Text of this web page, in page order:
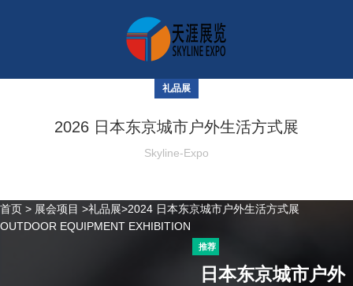
礼品展
2026 日本东京城市户外生活方式展
Skyline-Expo
首页 > 展会项目 >礼品展>2024 日本东京城市户外生活方式展
OUTDOOR EQUIPMENT EXHIBITION
推荐
日本东京城市户外